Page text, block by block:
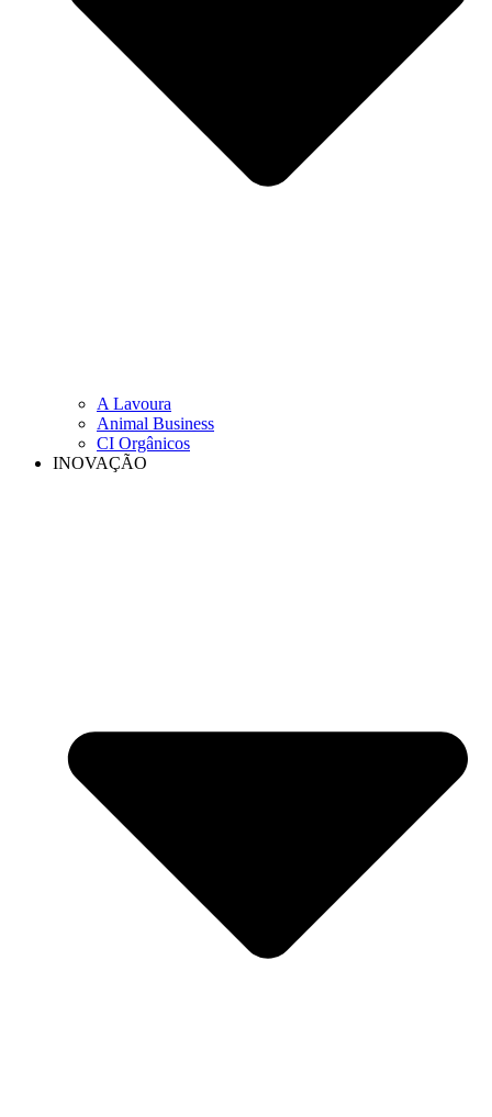
A Lavoura
Animal Business
CI Orgânicos
INOVAÇÃO